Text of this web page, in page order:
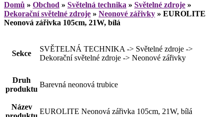
Domů » Obchod » Světelná technika » Světelné zdroje »
Dekorační světelné zdroje » Neonové zářivky » EUROLITE
Neonová zářivka 105cm, 21W, bílá
Sekce
SVĚTELNÁ TECHNIKA -> Světelné zdroje ->
Dekorační světelné zdroje -> Neonové zářivky
Druh
produktu
Barevná neonová trubice
Název
EUROLITE Neonová zářivka 105cm, 21W, bílá